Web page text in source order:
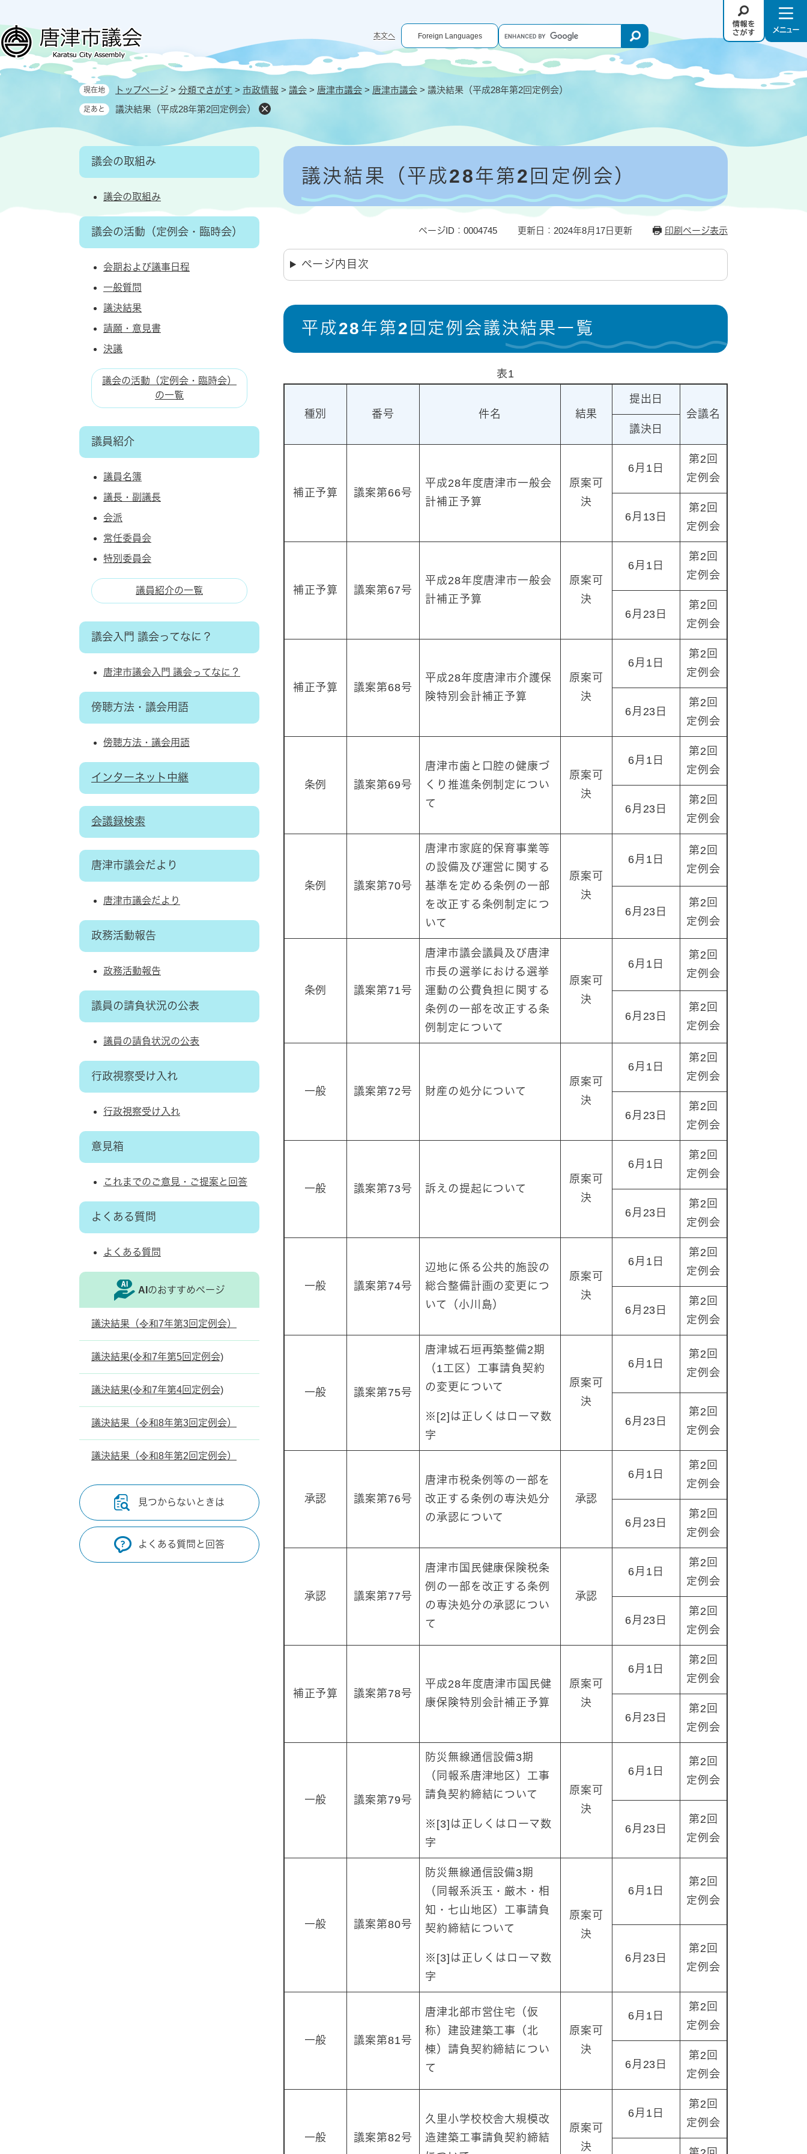
ジ
の
ュ
ー
本
情
報
メ
ニ
本文へ Foreign Languages
G
o
l
カ
検
索
現在地 トップページ > 分類でさがす > 市政情報 > 議会 > 唐津市議会 > 唐津市議会 > 議決結果（平成28年第2回定例会）
足あと 議決結果（平成28年第2回定例会）
本
議決結果（平成28年第2回定例会）
ページID：0004745 更新日：2024年8月17日更新 印刷ページ表示
ページ内目次
平成28年第2回定例会議決結果一覧
表1
種別 番号 件名 結果
提出日
会議名
議決日
補正予算 議案第66号
平成28年度唐津市一般会
計補正予算
原案可
決
6月1日
第2回
定例会
6月13日
第2回
定例会
補正予算 議案第67号
平成28年度唐津市一般会
計補正予算
原案可
決
6月1日
第2回
定例会
6月23日
第2回
定例会
補正予算 議案第68号
平成28年度唐津市介護保
険特別会計補正予算
原案可
決
6月1日
第2回
定例会
6月23日
第2回
定例会
条例 議案第69号
唐津市歯と口腔の健康づ
くり推進条例制定につい
て
原案可
決
6月1日
第2回
定例会
6月23日
第2回
定例会
条例 議案第70号
唐津市家庭的保育事業等
の設備及び運営に関する
基準を定める条例の一部
を改正する条例制定につ
いて
原案可
決
6月1日
第2回
定例会
6月23日
第2回
定例会
条例 議案第71号
唐津市議会議員及び唐津
市長の選挙における選挙
運動の公費負担に関する
条例の一部を改正する条
例制定について
原案可
決
6月1日
第2回
定例会
6月23日
第2回
定例会
一般 議案第72号 財産の処分について
原案可
決
6月1日
第2回
定例会
6月23日
第2回
定例会
一般 議案第73号 訴えの提起について
原案可
決
6月1日
第2回
定例会
6月23日
第2回
定例会
一般 議案第74号
辺地に係る公共的施設の
総合整備計画の変更につ
いて（小川島）
原案可
決
6月1日
第2回
定例会
6月23日
第2回
定例会
一般 議案第75号
唐津城石垣再築整備2期
（1工区）工事請負契約
の変更について
※[2]は正しくはローマ数
字
原案可
決
6月1日
第2回
定例会
6月23日
第2回
定例会
承認 議案第76号
唐津市税条例等の一部を
改正する条例の専決処分
の承認について
承認
6月1日
第2回
定例会
6月23日
第2回
定例会
承認 議案第77号
唐津市国民健康保険税条
例の一部を改正する条例
の専決処分の承認につい
て
承認
6月1日
第2回
定例会
6月23日
第2回
定例会
補正予算 議案第78号
平成28年度唐津市国民健
康保険特別会計補正予算
原案可
決
6月1日
第2回
定例会
6月23日
第2回
定例会
一般 議案第79号
防災無線通信設備3期
（同報系唐津地区）工事
請負契約締結について
※[3]は正しくはローマ数
字
原案可
決
6月1日
第2回
定例会
6月23日
第2回
定例会
一般 議案第80号
防災無線通信設備3期
（同報系浜玉・厳木・相
知・七山地区）工事請負
契約締結について
※[3]は正しくはローマ数
字
原案可
決
6月1日
第2回
定例会
6月23日
第2回
定例会
一般 議案第81号
唐津北部市営住宅（仮
称）建設建築工事（北
棟）請負契約締結につい
て
原案可
決
6月1日
第2回
定例会
6月23日
第2回
定例会
一般 議案第82号
久里小学校校舎大規模改
造建築工事請負契約締結
原案可
決
6月1日
第2回
定例会
議会の取組み
議会の取組み
議会の活動（定例会・臨時会）
会期および議事日程
一般質問
議決結果
請願・意見書
決議
議会の活動（定例会・臨時会）
の一覧
議員紹介
議員名簿
議長・副議長
会派
常任委員会
特別委員会
議員紹介の一覧
議会入門 議会ってなに？
唐津市議会入門 議会ってなに？
傍聴方法・議会用語
傍聴方法・議会用語
インターネット中継
会議録検索
唐津市議会だより
唐津市議会だより
政務活動報告
政務活動報告
議員の請負状況の公表
議員の請負状況の公表
行政視察受け入れ
行政視察受け入れ
意見箱
これまでのご意見・ご提案と回答
よくある質問
よくある質問
AIのおすすめページ
議決結果（令和7年第3回定例会）
議決結果(令和7年第5回定例会)
議決結果(令和7年第4回定例会)
議決結果（令和8年第3回定例会）
議決結果（令和8年第2回定例会）
見つからないときは
よくある質問と回答